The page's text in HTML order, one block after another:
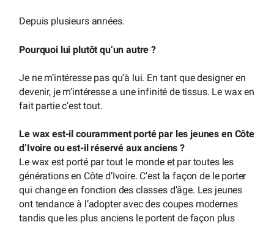
Depuis plusieurs années.
Pourquoi lui plutôt qu’un autre ?
Je ne m’intéresse pas qu’à lui. En tant que designer en
devenir, je m’intéresse a une infinité de tissus. Le wax en
fait partie c’est tout.
Le wax est-il couramment porté par les jeunes en Côte
d’Ivoire ou est-il réservé aux anciens ?
Le wax est porté par tout le monde et par toutes les
générations en Côte d’Ivoire. C’est la façon de le porter
qui change en fonction des classes d’âge. Les jeunes
ont tendance à l’adopter avec des coupes modernes
tandis que les plus anciens le portent de façon plus